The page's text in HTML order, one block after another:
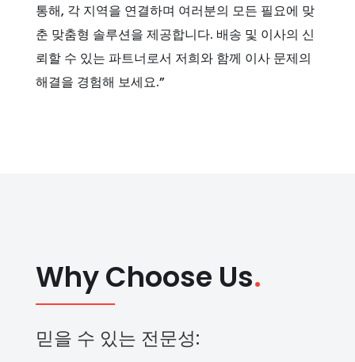
통해, 각 지역을 연결하며 여러분의 모든 필요에 맞
춘 맞춤형 솔루션을 제공합니다. 배송 및 이사의 신
뢰할 수 있는 파트너로서 저희와 함께 이사 문제의
해결을 경험해 보세요.”
Why Choose Us.
믿을 수 있는 전문성: